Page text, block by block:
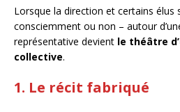
Lorsque la direction et certains élus
consciemment ou non – autour
représentative devient le théâtre
collective.
1. Le récit fabriqué